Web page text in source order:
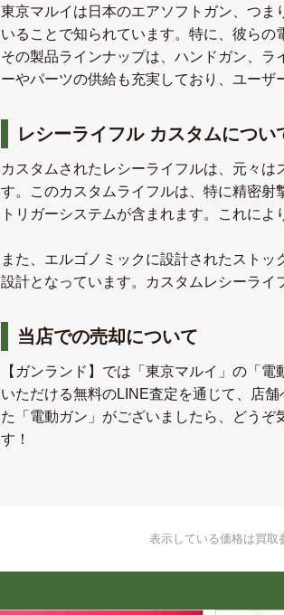
東京マルイは日本のエアソフトガン、つ
いることで知られています。特に、彼らの
その製品ラインナップは、ハンドガン、
ーやパーツの供給も充実しており、ユーザ
レシーライフル カスタムについ
カスタムされたレシーライフルは、元々
す。このカスタムライフルは、特に精密
トリガーシステムが含まれます。これに
また、エルゴノミックに設計されたスト
設計となっています。カスタムレシーライ
当店での売却について
【ガンランド】では「東京マルイ」の「
いただける無料のLINE査定を通じて、店
た「電動ガン」がございましたら、どう
す！
表示している価格は買取